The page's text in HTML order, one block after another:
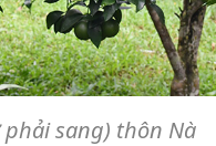
sang) thôn Nà